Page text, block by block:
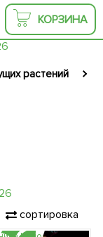
КОРЗИНА
растений
сортировка